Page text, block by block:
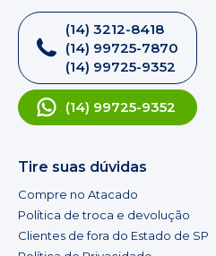
(14) 3212-8418
(14) 99725-7870
(14) 99725-9352
(14) 99725-9352
Tire suas dúvidas
Compre no Atacado
Política de troca e devolução
Clientes de fora do Estado de SP